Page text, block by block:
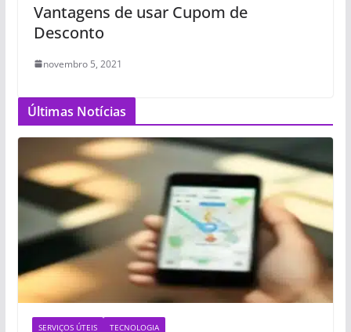
Vantagens de usar Cupom de
Desconto
novembro 5, 2021
Últimas Notícias
SERVIÇOS ÚTEIS TECNOLOGIA